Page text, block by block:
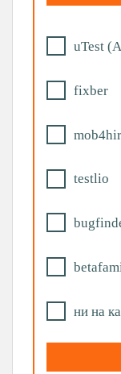
uTest
fixber
testlio
ни на